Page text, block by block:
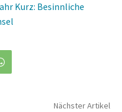
Kurz: Besinnliche
Nächster Artikel